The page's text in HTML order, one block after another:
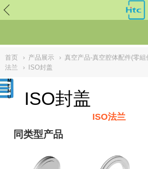
// replaced by scott on 2026/7/20 reason: high
Implementation Of Subresource Integrity /**/ //
首页 › 产品展示 › 真空产品-真空腔体配件(零組
法兰
› ISO封盖
ISO封盖
ISO法兰
同类型产品